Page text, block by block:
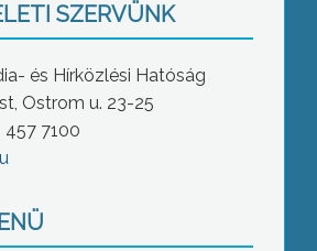
SZERVÜNK
és Hírközlési Hatóság
Ostrom u. 23-25
457 7100